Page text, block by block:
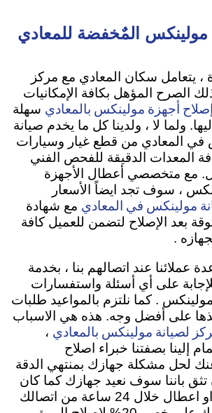
مولينكس المٌخفضة للمعادي
يتعامل سكان المعادي مع مركز
الصرح المؤهل بكافة الإمكانيات
إصلاح أجهزة مولينكس بالمعادي سهلة
ولما لا ، ولدينا كل ما يخدم صيانة
في المعادي من قطع غيار وسيارات
المعدات الدقيقة للفحص الفني
مع متخصصي أعطال الأجهزة
، سوف تجد ايضاً الأسعار
مولينكس في المعادي مع شهادة
بعد الإصلاح لتضمن للعميل كافة
.
عند اتصالهم بنا ، بخدمة
على أي أسئلة واستفسارات
. كما نلتزم بالمواعيد طلبات
على أفضل وجه. هذه هي الاسباب
لصيانة مولينكس بالمعادي ،
إلينا بصفتنا خبراء اصلاح
لحل مشكلة جهازك بمنتهي الدقة
تثق باننا سوف نعيد جهازك كما كان
بدون اي مشاكل او اعطال خلال 24 ساعة من اتصالك